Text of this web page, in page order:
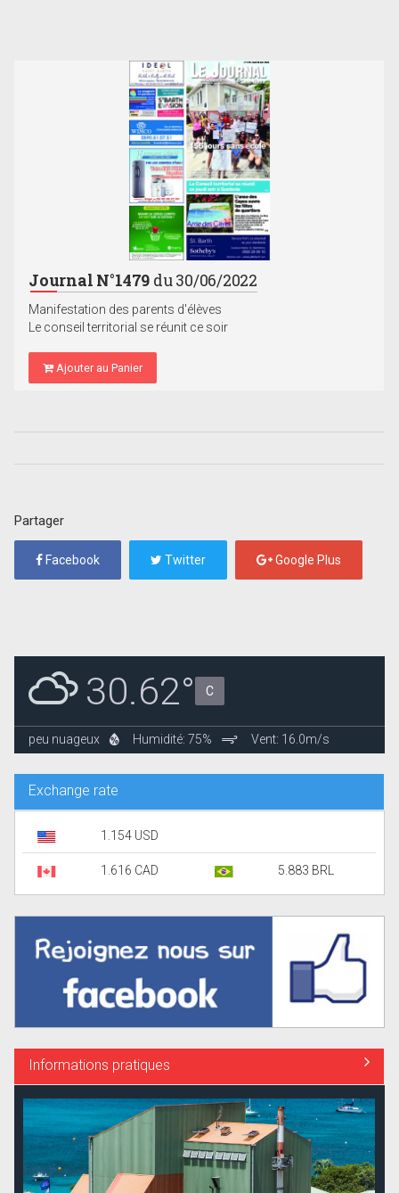
Journal N°1479 du 30/06/2022
Manifestation des parents d'élèves
Le conseil territorial se réunit ce soir
Ajouter au Panier
Partager
Facebook Twitter Google Plus
30.62° C
peu nuageux Humidité: 75% Vent: 16.0m/s
Exchange rate
1.154 USD
1.616 CAD 5.883 BRL
Informations pratiques